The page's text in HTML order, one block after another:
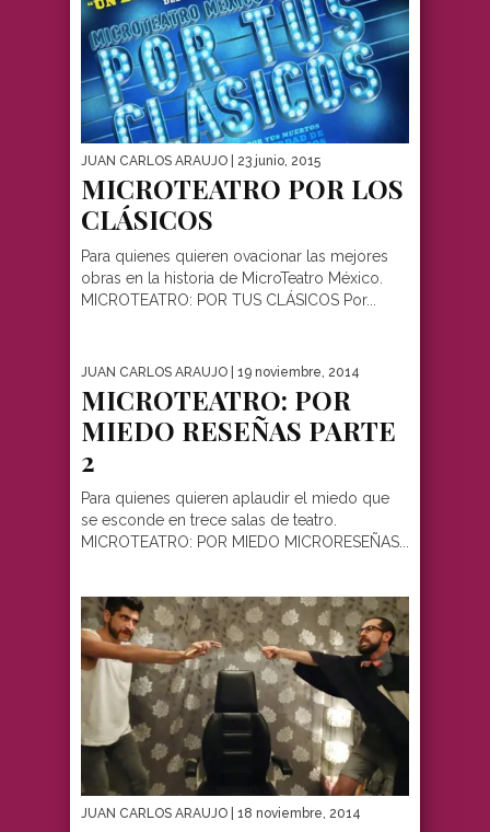
JUAN CARLOS ARAUJO | 23 junio, 2015
MICROTEATRO POR LOS
CLÁSICOS
Para quienes quieren ovacionar las mejores
obras en la historia de MicroTeatro México.
MICROTEATRO: POR TUS CLÁSICOS Por...
JUAN CARLOS ARAUJO | 19 noviembre, 2014
MICROTEATRO: POR
MIEDO RESEÑAS PARTE
2
Para quienes quieren aplaudir el miedo que
se esconde en trece salas de teatro.
MICROTEATRO: POR MIEDO MICRORESEÑAS...
JUAN CARLOS ARAUJO | 18 noviembre, 2014